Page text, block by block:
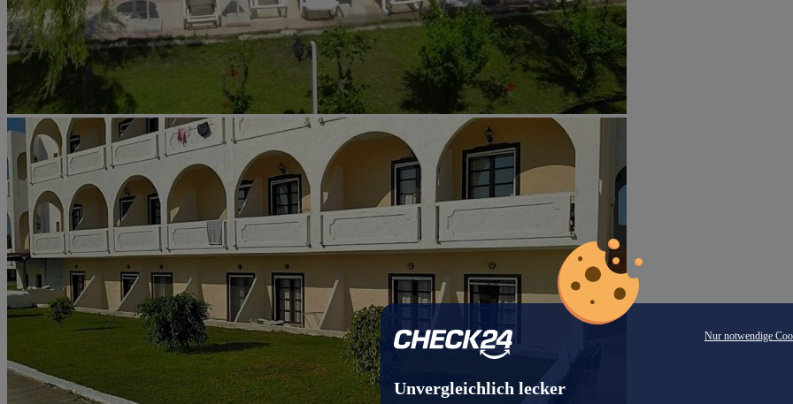
Nur notwendige
Unvergleichlich lecker